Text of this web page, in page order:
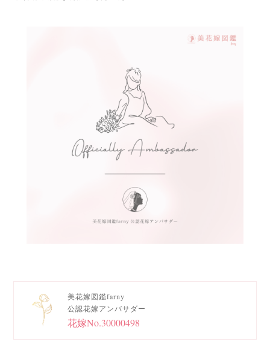
美花嫁図鑑farny
公認花嫁アンバサダー
花嫁No.30000498